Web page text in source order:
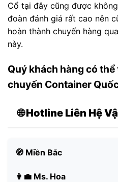
Cổ tại đây cũng được
đoàn đánh giá rất cao nên
hoàn thành chuyến hàng
này.
Quý khách hàng có
chuyển Container
🌐 Hotline Liên Hệ
🧭 Miền Bắc
👩‍💼 Ms. Hoa